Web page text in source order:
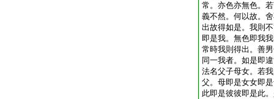
常。亦色亦無色。
義不然。何以故。
出故得如是。我則
即是我。無色即我
常時我則得出。善
同一我者。如是即
法名父子母女。若
父。母即是女女即
此即是彼彼即是此